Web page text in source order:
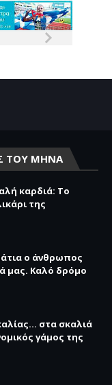
ΤΟΥ ΜΗΝΑ
καρδιά: Το
της
ο άνθρωπος
μας. Καλό δρόμο
στα σκαλιά
γάμος της